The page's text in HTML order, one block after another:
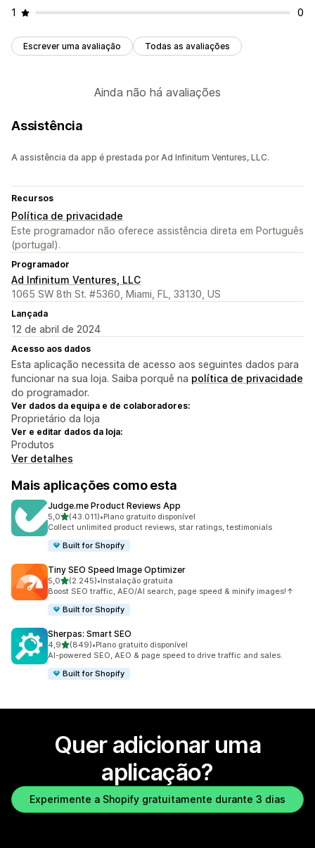
1
0
Escrever uma avaliação Todas as avaliações
Ainda não há avaliações
Assistência
A assistência da app é prestada por Ad Infinitum Ventures, LLC.
Recursos
Política de privacidade
Este programador não oferece assistência direta em Português
(portugal).
Programador
Ad Infinitum Ventures, LLC
1065 SW 8th St. #5360, Miami, FL, 33130, US
Lançada
12 de abril de 2024
Acesso aos dados
Esta aplicação necessita de acesso aos seguintes dados para
funcionar na sua loja. Saiba porquê na política de privacidade
do programador.
Ver dados da equipa e de colaboradores:
Proprietário da loja
Ver e editar dados da loja:
Produtos
Ver detalhes
Mais aplicações como esta
Judge.me Product Reviews App
5,0de 5 estrelas
(43.011)
43011 total de avaliações
•Plano gratuito disponível
Collect unlimited product reviews, star ratings, testimonials
Built for Shopify
Tiny SEO Speed Image Optimizer
5,0de 5 estrelas
(2.245)
2245 total de avaliações
•Instalação gratuita
Boost SEO traffic, AEO/AI search, page speed & minify images!↑
Built for Shopify
Sherpas: Smart SEO
4,9de 5 estrelas
(849)
849 total de avaliações
•Plano gratuito disponível
AI-powered SEO, AEO & page speed to drive traffic and sales.
Built for Shopify
Quer adicionar uma
aplicação?
Experimente a Shopify gratuitamente durante 3 dias